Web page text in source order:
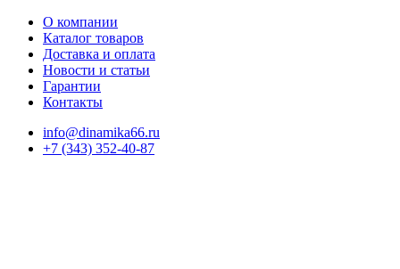
О компании
Каталог товаров
Доставка и оплата
Новости и статьи
Гарантии
Контакты
info@dinamika66.ru
+7 (343) 352-40-87